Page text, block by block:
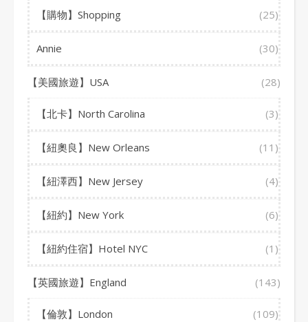
【購物】Shopping (25)
Annie (30)
【美國旅遊】USA (28)
【北卡】North Carolina (3)
【紐奧良】New Orleans (11)
【紐澤西】New Jersey (4)
【紐約】New York (6)
【紐約住宿】Hotel NYC (1)
【英國旅遊】England (143)
【倫敦】London (109)